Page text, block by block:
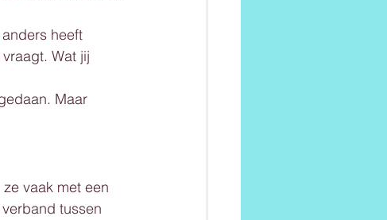
heeft
Wat jij
Maar
vaak met een
tussen